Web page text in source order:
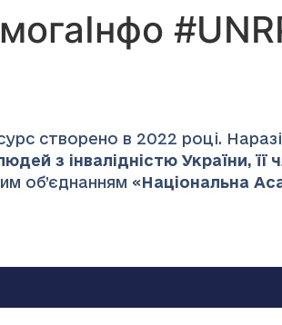
створено в 2022 році.
з інвалідністю України, її
об’єднанням «Національна